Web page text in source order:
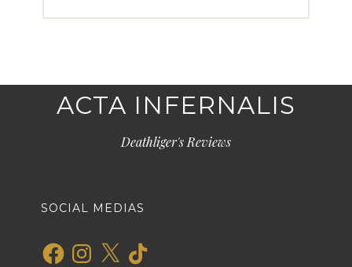
ACTA INFERNALIS
Deathliger's Reviews
SOCIAL MEDIAS
FacebookInstagram
X TikTok